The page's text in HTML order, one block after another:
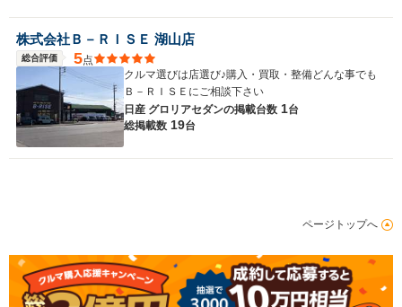
株式会社Ｂ－ＲＩＳＥ 湖山店
総合評価 5点
クルマ選びは店選び♪購入・買取・整備どんな事でも
Ｂ－ＲＩＳＥにご相談下さい
日産 グロリアセダンの掲載台数 1台
総掲載数 19台
ページトップへ